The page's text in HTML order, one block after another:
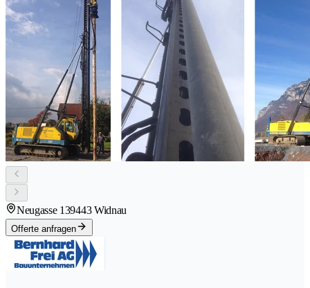
Neugasse 139443 Widnau
Offerte anfragen